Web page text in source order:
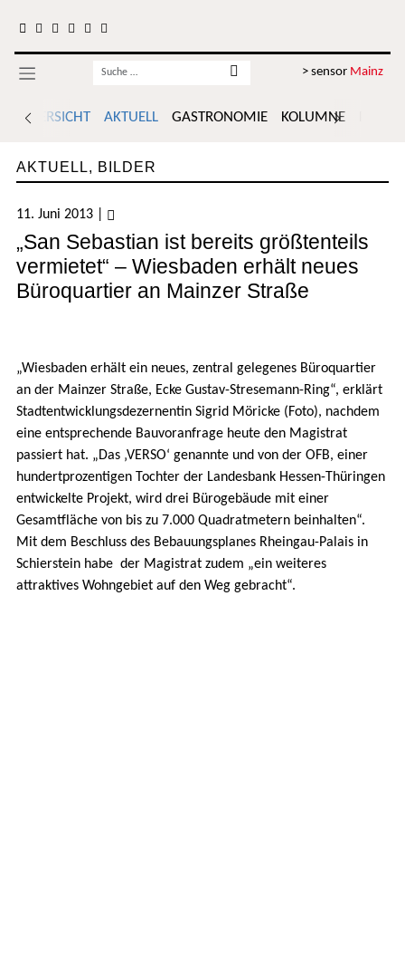
Username > sensor Mainz
ÜBERSICHT AKTUELL GASTRONOMIE KOLUMNE
AKTUELL, BILDER
11. Juni 2013
„San Sebastian ist bereits größtenteils
vermietet“ – Wiesbaden erhält neues
Büroquartier an Mainzer Straße
„Wiesbaden erhält ein neues, zentral gelegenes Büroquartier
an der Mainzer Straße, Ecke Gustav-Stresemann-Ring“, erklärt
Stadtentwicklungsdezernentin Sigrid Möricke (Foto), nachdem
eine entsprechende Bauvoranfrage heute den Magistrat
passiert hat. „Das ‚VERSO‘ genannte und von der OFB, einer
hundertprozentigen Tochter der Landesbank Hessen-Thüringen
entwickelte Projekt, wird drei Bürogebäude mit einer
Gesamtfläche von bis zu 7.000 Quadratmetern beinhalten“.
Mit dem Beschluss des Bebauungsplanes Rheingau-Palais in
Schierstein habe der Magistrat zudem „ein weiteres
attraktives Wohngebiet auf den Weg gebracht“.